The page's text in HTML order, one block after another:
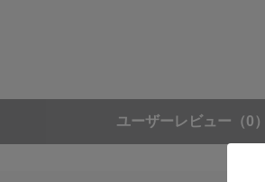
ユーザーレビュー （0）